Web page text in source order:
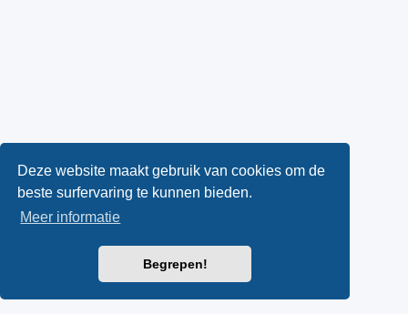
Deze website maakt gebruik van cookies om de
beste surfervaring te kunnen bieden.
Meer informatie
Begrepen!